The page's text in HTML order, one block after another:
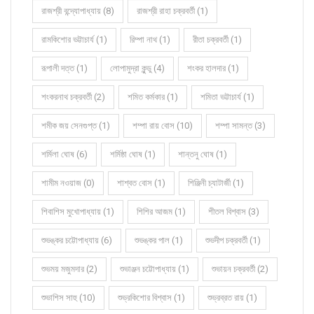
রাজশ্রী বন্দ্যোপাধ্যায় (8) রাজশ্রী রাহা চক্রবর্তী (1)
রামকিশোর ভট্টাচার্য (1) রিম্পা নাথ (1) রীতা চক্রবর্তী (1)
রূপালী দত্ত (1) লোপামুদ্রা কুন্ডু (4) শংকর হালদার (1)
শংকরনাথ চক্রবর্তী (2) শমিত কর্মকার (1) শমিতা ভট্টাচার্য (1)
শমীক জয় সেনগুপ্ত (1) শম্পা রায় বোস (10) শম্পা সামন্ত (3)
শর্মিলা ঘোষ (6) শর্মিষ্ঠা ঘোষ (1) শান্তনু ঘোষ (1)
শামীম নওয়াজ (0) শাশ্বত বোস (1) শিঞ্জিনী চ্যাটার্জী (1)
শিবাশিস মুখোপাধ্যায় (1) শিশির আজম (1) শীতল বিশ্বাস (3)
শুভঙ্কর চট্টোপাধ্যায় (6) শুভঙ্কর পাল (1) শুভদীপ চক্রবর্তী (1)
শুভময় মজুমদার (2) শুভাঞ্জন চট্টোপাধ্যায় (1) শুভায়ন চক্রবর্তী (2)
শুভাশিস সাহু (10) শুভ্রকিশোর বিশ্বাস (1) শুভ্রব্রত রায় (1)